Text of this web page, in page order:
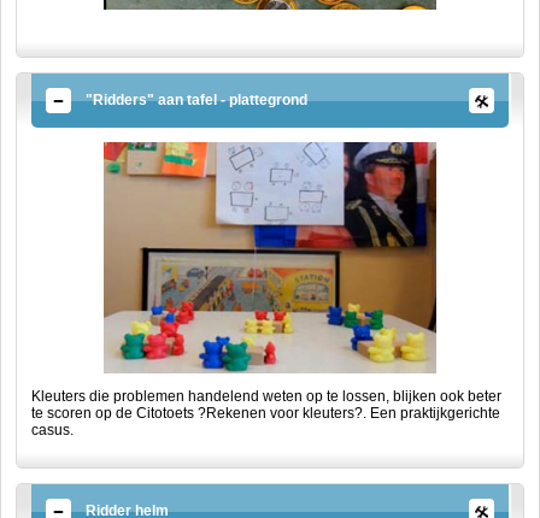
"Ridders" aan tafel - plattegrond
Kleuters die problemen handelend weten op te lossen, blijken ook beter
te scoren op de Citotoets ?Rekenen voor kleuters?. Een praktijkgerichte
casus.
Ridder helm